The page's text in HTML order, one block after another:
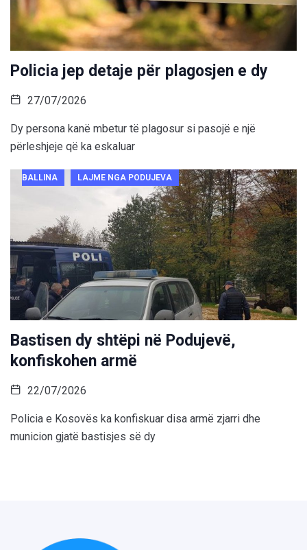
Policia jep detaje për plagosjen e dy
27/07/2026
Dy persona kanë mbetur të plagosur si pasojë e një
përleshjeje që ka eskaluar
BALLINA LAJME NGA PODUJEVA
Bastisen dy shtëpi në Podujevë,
konfiskohen armë
22/07/2026
Policia e Kosovës ka konfiskuar disa armë zjarri dhe
municion gjatë bastisjes së dy